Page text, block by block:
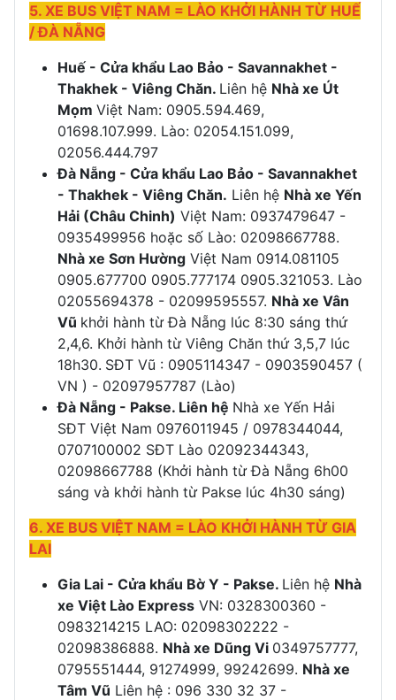
5. XE BUS VIỆT NAM = LÀO KHỞI HÀNH TỪ HUẾ
/ ĐÀ NẴNG
Huế - Cửa khẩu Lao Bảo - Savannakhet -
Thakhek - Viêng Chăn. Liên hệ Nhà xe Út
Mọm Việt Nam: 0905.594.469,
01698.107.999. Lào: 02054.151.099,
02056.444.797
Đà Nẵng - Cửa khẩu Lao Bảo - Savannakhet
- Thakhek - Viêng Chăn. Liên hệ Nhà xe Yến
Hải (Châu Chinh) Việt Nam: 0937479647 -
0935499956 hoặc số Lào: 02098667788.
Nhà xe Sơn Hường Việt Nam 0914.081105
0905.677700 0905.777174 0905.321053. Lào
02055694378 - 02099595557. Nhà xe Vân
Vũ khởi hành từ Đà Nẵng lúc 8:30 sáng thứ
2,4,6. Khởi hành từ Viêng Chăn thứ 3,5,7 lúc
18h30. SĐT Vũ : 0905114347 - 0903590457 (
VN ) - 02097957787 (Lào)
Đà Nẵng - Pakse. Liên hệ Nhà xe Yến Hải
SĐT Việt Nam 0976011945 / 0978344044,
0707100002 SĐT Lào 02092344343,
02098667788 (Khởi hành từ Đà Nẵng 6h00
sáng và khởi hành từ Pakse lúc 4h30 sáng)
6. XE BUS VIỆT NAM = LÀO KHỞI HÀNH TỪ GIA
LAI
Gia Lai - Cửa khẩu Bờ Y - Pakse. Liên hệ Nhà
xe Việt Lào Express VN: 0328300360 -
0983214215 LAO: 02098302222 -
02098386888. Nhà xe Dũng Vi 0349757777,
0795551444, 91274999, 99242699. Nhà xe
Tâm Vũ Liên hệ : 096 330 32 37 -